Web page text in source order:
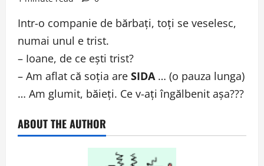
Intr-o companie de bărbaţi, toţi se veselesc,
numai unul e trist.
– Ioane, de ce eşti trist?
– Am aflat că soţia are SIDA… (o pauza lunga)
… Am glumit, băieţi. Ce v-aţi îngălbenit aşa???
ABOUT THE AUTHOR